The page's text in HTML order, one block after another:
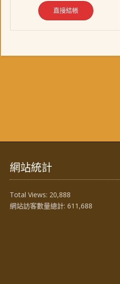
直接結帳
網站統計
Total Views: 20,888
網站訪客數量總計: 611,688